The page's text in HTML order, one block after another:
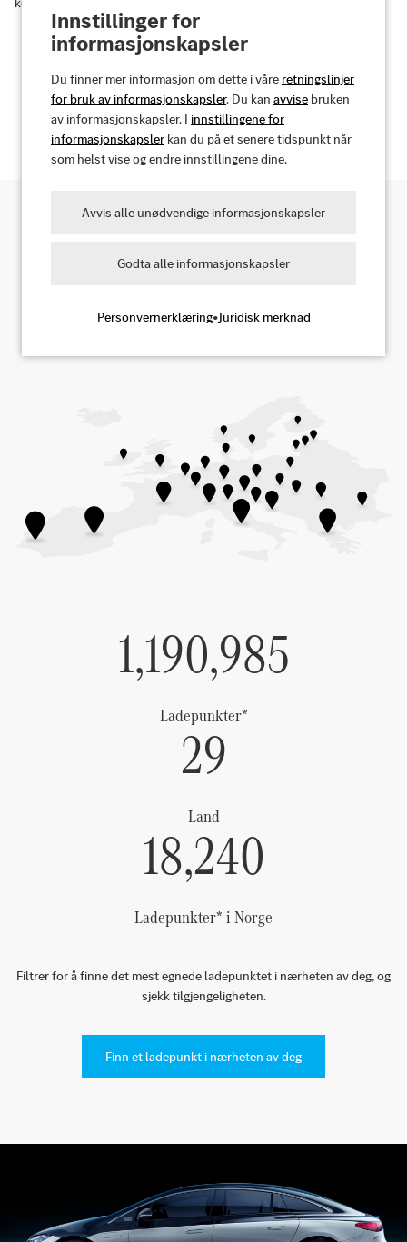
Oppdag fordelene dine
Søk etter ladepunkter
1,190,985
Ladepunkter*
29
Land
18,240
Ladepunkter* i Norge
Filtrer for å finne det mest egnede ladepunktet i nærheten av deg, og
sjekk tilgjengeligheten.
Finn et ladepunkt i nærheten av deg
Innstillinger for
informasjonskapsler
Du finner mer informasjon om dette i våre retningslinjer
for bruk av informasjonskapsler. Du kan avvise bruken
av informasjonskapsler. I innstillingene for
informasjonskapsler kan du på et senere tidspunkt når
som helst vise og endre innstillingene dine.
Avvis alle unødvendige informasjonskapsler
Godta alle informasjonskapsler
Personvernerklæring•Juridisk merknad